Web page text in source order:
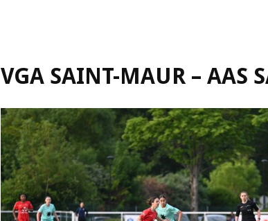
VGA SAINT-MAUR – AAS